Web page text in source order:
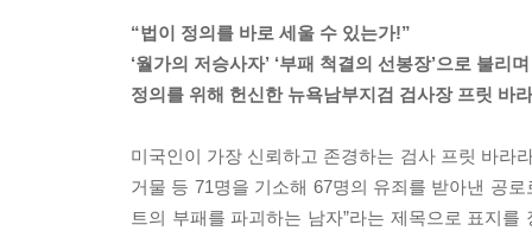
“법이 정의를 바로 세울 수 있는가!”
‘월가의 저승사자’ ‘부패 척결의 선봉장’으로 불리며
정의를 위해 헌신한 뉴욕남부지검 검사장 프릿 바
미국인이 가장 신뢰하고 존경하는 검사 프릿 바라
거물 등 71명을 기소해 67명의 유죄를 받아낸 공
트의 부패를 파괴하는 남자”라는 제목으로 표지